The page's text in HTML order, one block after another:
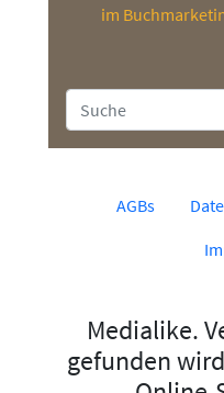
im
AGBs
Medialike.
gefunden